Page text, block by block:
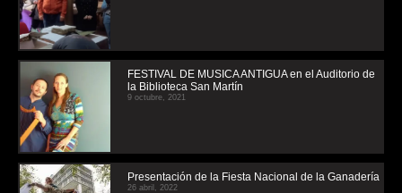
FESTIVAL DE MUSICA ANTIGUA en el Auditorio de
la Biblioteca San Martín
9 octubre, 2021
Presentación de la Fiesta Nacional de la Ganadería
26 abril, 2022